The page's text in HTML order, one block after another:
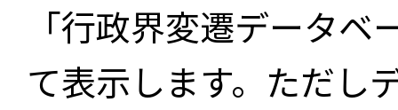
「行政界変遷データ
て表示します。ただし